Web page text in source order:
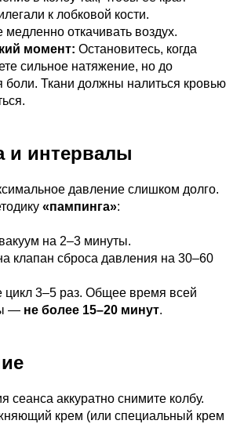
к лобковой кости.
медленно откачивать воздух.
момент: Остановитесь, когда
сильное натяжение, но до
боли. Ткани должны налиться кровью
и интервалы
давление слишком долго.
«пампинга»:
на 2–3 минуты.
клапан сброса давления на 30–60
цикл 3–5 раз. Общее время всей
— не более 15–20 минут.
сеанса аккуратно снимите колбу.
крем (или специальный крем